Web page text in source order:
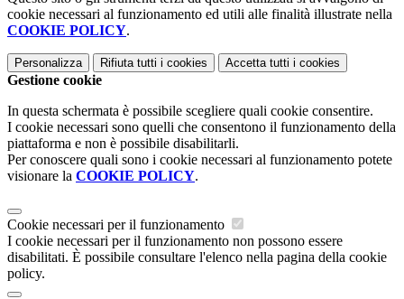
cookie necessari al funzionamento ed utili alle finalità illustrate nella
COOKIE POLICY.
Personalizza Rifiuta tutti i cookies Accetta tutti i cookies
Gestione cookie
In questa schermata è possibile scegliere quali cookie consentire.
I cookie necessari sono quelli che consentono il funzionamento della
piattaforma e non è possibile disabilitarli.
Per conoscere quali sono i cookie necessari al funzionamento potete
visionare la COOKIE POLICY.
Cookie necessari per il funzionamento
I cookie necessari per il funzionamento non possono essere
disabilitati. È possibile consultare l'elenco nella pagina della cookie
policy.